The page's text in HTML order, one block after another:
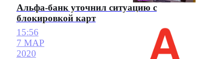
Альфа-банк уточнил ситуацию с
блокировкой карт
15:56
7 МАР
2020